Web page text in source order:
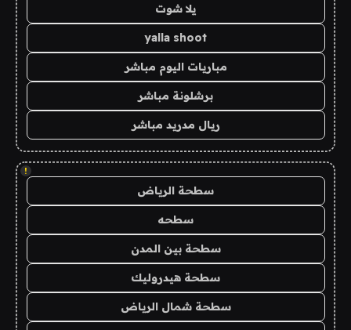
يلا شوت
yalla shoot
مباريات اليوم مباشر
برشلونة مباشر
ريال مدريد مباشر
!
سطحة الرياض
سطحه
سطحة بين المدن
سطحة هيدروليك
سطحة شمال الرياض